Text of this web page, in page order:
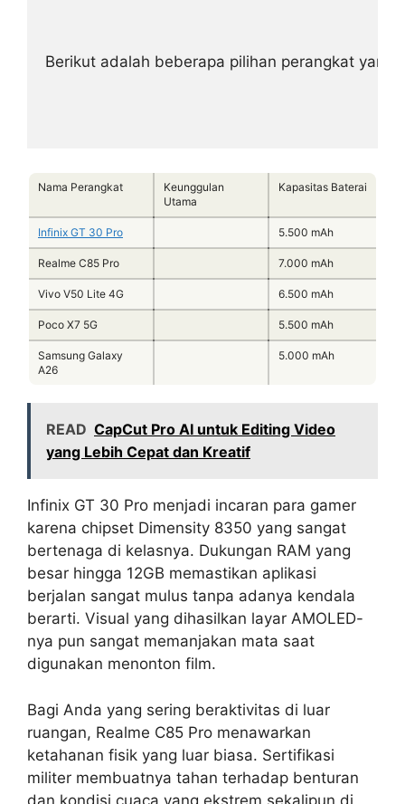
Berikut adalah beberapa pilihan perangkat
Nama Perangkat
Keunggulan
Utama
Kapasitas Baterai
Infinix GT 30 Pro 5.500 mAh
Realme C85 Pro 7.000 mAh
Vivo V50 Lite 4G 6.500 mAh
Poco X7 5G 5.500 mAh
Samsung Galaxy
A26
5.000 mAh
READ CapCut Pro AI untuk Editing Video
yang Lebih Cepat dan Kreatif
Infinix GT 30 Pro menjadi incaran para gamer
karena chipset Dimensity 8350 yang sangat
bertenaga di kelasnya. Dukungan RAM yang
besar hingga 12GB memastikan aplikasi
berjalan sangat mulus tanpa adanya kendala
berarti. Visual yang dihasilkan layar AMOLED-
nya pun sangat memanjakan mata saat
digunakan menonton film.
Bagi Anda yang sering beraktivitas di luar
ruangan, Realme C85 Pro menawarkan
ketahanan fisik yang luar biasa. Sertifikasi
militer membuatnya tahan terhadap benturan
dan kondisi cuaca yang ekstrem sekalipun di